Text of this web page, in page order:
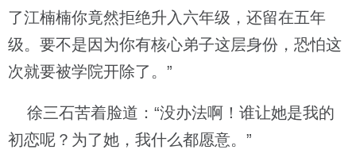
了江楠楠你竟然拒绝升入六年级，还留在五年
级。要不是因为你有核心弟子这层身份，恐怕这
次就要被学院开除了。”
徐三石苦着脸道：“没办法啊！谁让她是我的
初恋呢？为了她，我什么都愿意。”